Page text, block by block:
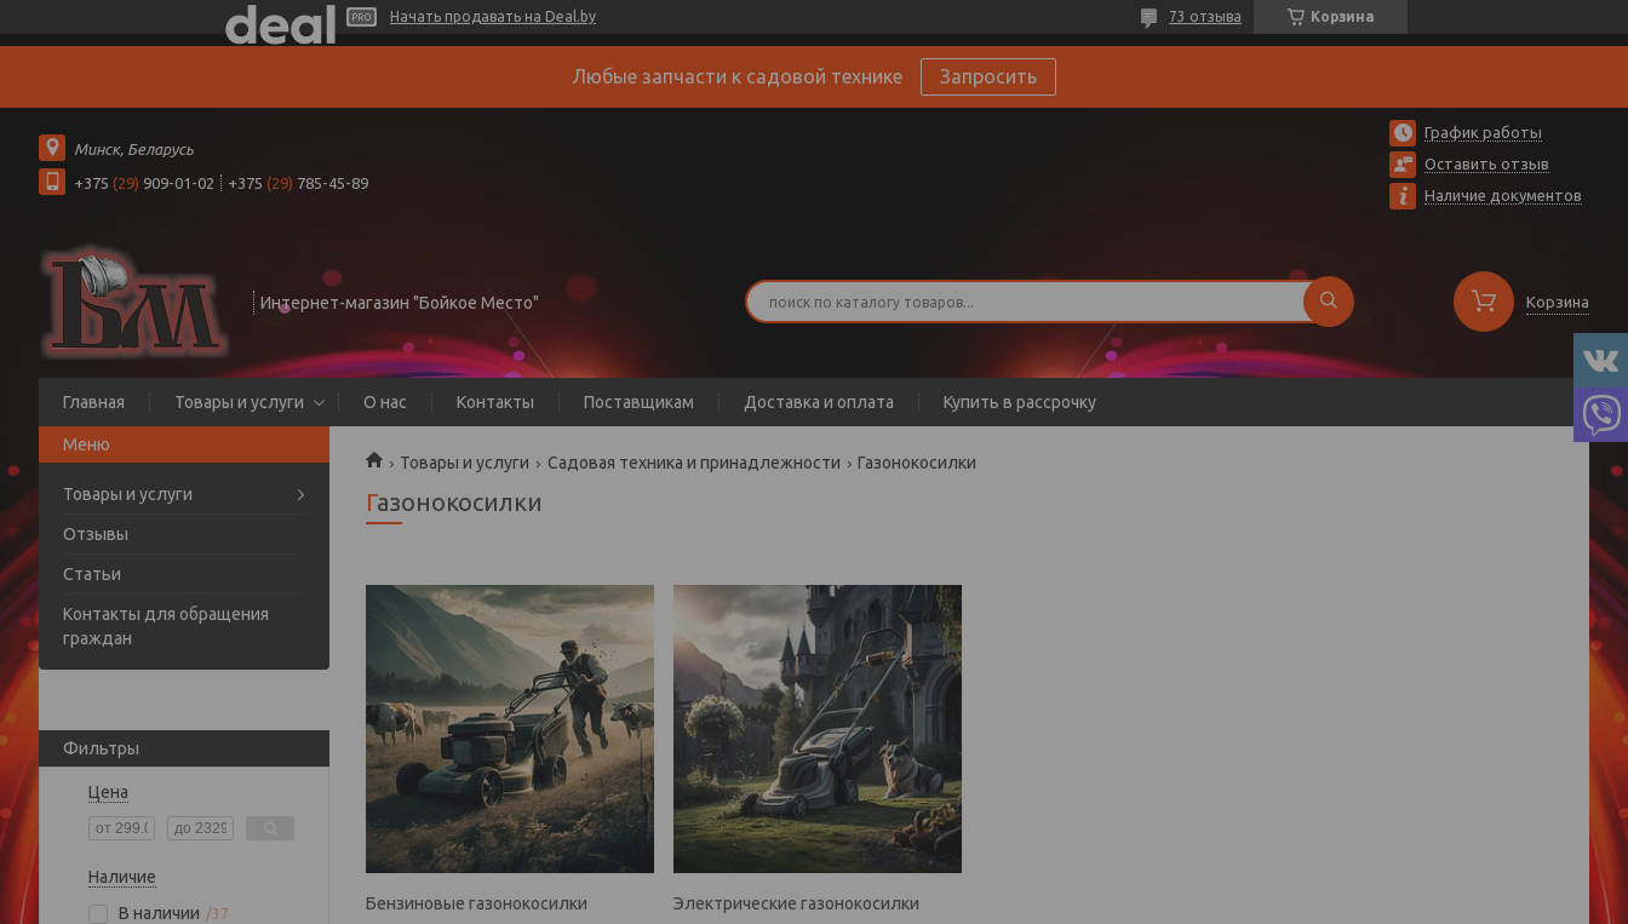
Начать продавать на Deal.by Корзина
73 отзыва
Любые запчасти к садовой технике Запросить
Минск, Беларусь
+375 (29) 909-01-02 +375 (29) 785-45-89
График работы
Оставить отзыв
Наличие документов
Интернет-магазин "Бойкое Место" Корзина
Главная Товары и услуги О нас Контакты Поставщикам Доставка и оплата Купить в рассрочку
Товары и услуги
Отзывы
Статьи
Контакты для обращения
граждан
Фильтры
Цена
Наличие
В наличии
37
Товары и услуги Садовая техника и принадлежности Газонокосилки
Газонокосилки
Бензиновые газонокосилки Электрические газонокосилки